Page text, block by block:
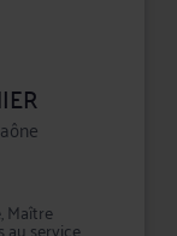
Maître
au service